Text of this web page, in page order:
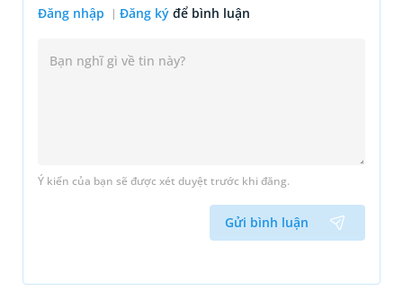
Đăng nhập Đăng ký để bình luận
Ý kiến của bạn sẽ được xét duyệt trước khi đăng.
Gửi bình luận